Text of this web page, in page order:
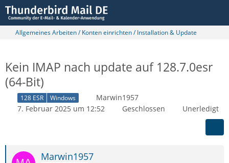
Allgemeines Arbeiten / Konten einrichten / Installation & Update
Kein IMAP nach update auf 128.7.0esr
(64-Bit)
128 ESR Windows
Marwin1957
7. Februar 2025 um 12:52
Geschlossen Unerledigt
Marwin1957